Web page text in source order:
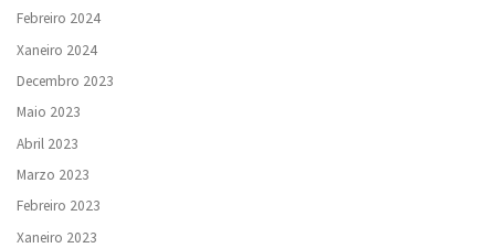
Febreiro 2024
Xaneiro 2024
Decembro 2023
Maio 2023
Abril 2023
Marzo 2023
Febreiro 2023
Xaneiro 2023